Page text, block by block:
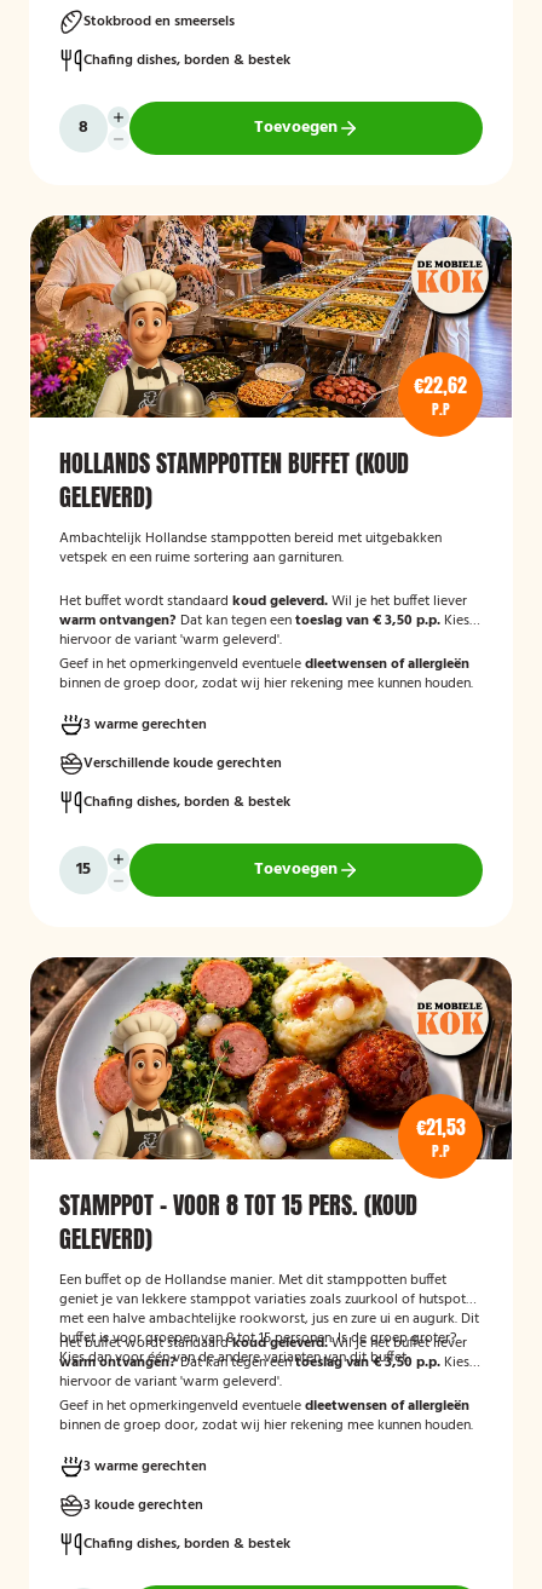
Stokbrood en smeersels
Chafing dishes, borden & bestek
Toevoegen
€22,62
P.P
HOLLANDS STAMPPOTTEN BUFFET (KOUD
GELEVERD)
Ambachtelijk Hollandse stamppotten bereid met uitgebakken
vetspek en een ruime sortering aan garnituren.
Het buffet wordt standaard koud geleverd.Wil je het buffet liever
warm ontvangen? Dat kan tegen eentoeslag van € 3,50 p.p. Kies
hiervoor de variant 'warm geleverd'.
Geef in het opmerkingenveld eventueledieetwensen of allergieën
binnen de groep door, zodat wij hier rekening mee kunnen houden.
3 warme gerechten
Verschillende koude gerechten
Chafing dishes, borden & bestek
Toevoegen
€21,53
P.P
STAMPPOT - VOOR 8 TOT 15 PERS. (KOUD
GELEVERD)
Een buffet op de Hollandse manier. Met dit stamppotten buffet
geniet je van lekkere stamppot variaties zoals zuurkool of hutspot
met een halve ambachtelijke rookworst, jus en zure ui en augurk. Dit
buffet is voor groepen van 8 tot 15 personen. Is de groep groter?
Kies dan voor één van de andere varianten van dit buffet.
Het buffet wordt standaardkoud geleverd.Wil je het buffet liever
warm ontvangen?Dat kan tegen eentoeslag van € 3,50 p.p. Kies
hiervoor de variant 'warm geleverd'.
Geef in het opmerkingenveld eventueledieetwensen of allergieën
binnen de groep door, zodat wij hier rekening mee kunnen houden.
3 warme gerechten
3 koude gerechten
Chafing dishes, borden & bestek